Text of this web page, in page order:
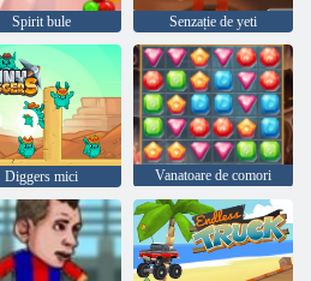
Spirit bule Senzație de yeti
Diggers mici Vanatoare de comori